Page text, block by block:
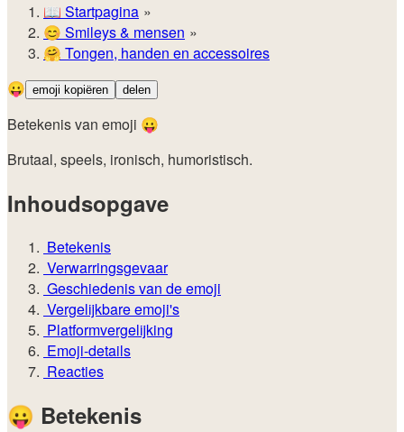
📖 Startpagina
😊️ Smileys & mensen
🤗 Tongen, handen en accessoires
😛 emoji kopiëren delen
Betekenis van emoji 😛
Brutaal, speels, ironisch, humoristisch.
Inhoudsopgave
Betekenis
Verwarringsgevaar
Geschiedenis van de emoji
Vergelijkbare emoji's
Platformvergelijking
Emoji-details
Reacties
😛 Betekenis